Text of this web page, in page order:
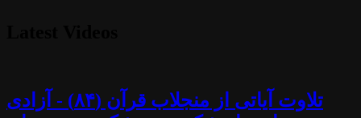
تلاوت آیاتی از منجلاب قرآن (۸۴) - آزادی